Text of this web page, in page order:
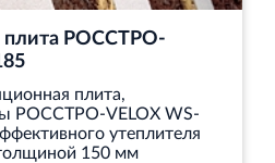
плита РОССТРО-
плита,
РОССТРО-VELOX WS-
утеплителя
150 мм